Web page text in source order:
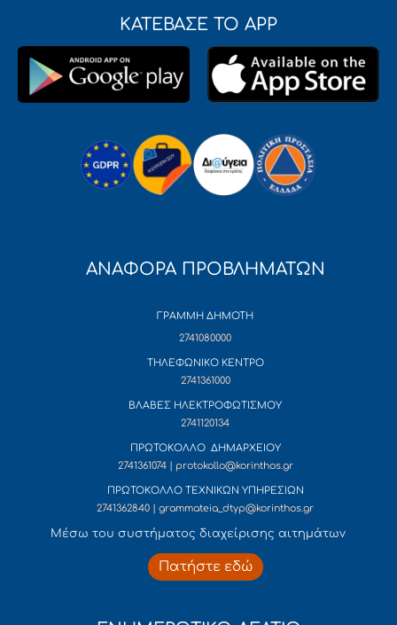
ΚΑΤΕΒΑΣΕ ΤΟ APP
ΑΝΑΦΟΡΑ ΠΡΟΒΛΗΜΑΤΩΝ
ΓΡΑΜΜΗ ΔΗΜΟΤΗ
2741080000
ΤΗΛΕΦΩΝΙΚΟ ΚΕΝΤΡΟ
2741361000
ΒΛΑΒΕΣ ΗΛΕΚΤΡΟΦΩΤΙΣΜΟΥ
2741120134
ΠΡΩΤΟΚΟΛΛΟ ΔΗΜΑΡΧΕΙΟΥ
2741361074 | protokollo@korinthos.gr
ΠΡΩΤΟΚΟΛΛΟ ΤΕΧΝΙΚΩΝ ΥΠΗΡΕΣΙΩΝ
2741362840 | grammateia_dtyp@korinthos.gr
Mέσω του συστήματος διαχείρισης αιτημάτων
Πατήστε εδώ